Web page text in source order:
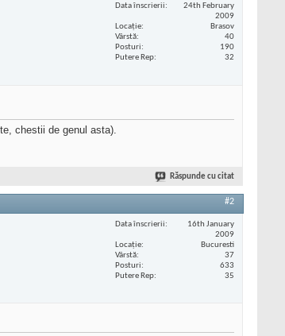
Data înscrierii
24th February
2009
Locaţie
Brasov
Vârstă
40
Posturi
190
Putere Rep
32
chestii de genul asta).
Răspunde cu citat
#2
Data înscrierii
16th January
2009
Locaţie
Bucuresti
Vârstă
37
Posturi
633
Putere Rep
35